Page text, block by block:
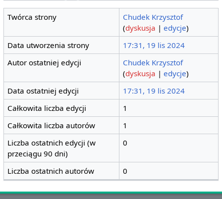
Twórca strony
Chudek Krzysztof
(dyskusja |edycje)
Data utworzenia strony
17:31, 19 lis 2024
Autor ostatniej edycji
Chudek Krzysztof
(dyskusja |edycje)
Data ostatniej edycji
17:31, 19 lis 2024
Całkowita liczba edycji
1
Całkowita liczba autorów
1
Liczba ostatnich edycji (w
przeciągu 90 dni)
0
Liczba ostatnich autorów 0